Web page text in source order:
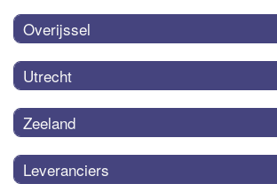
Overijssel
Utrecht
Zeeland
Leveranciers